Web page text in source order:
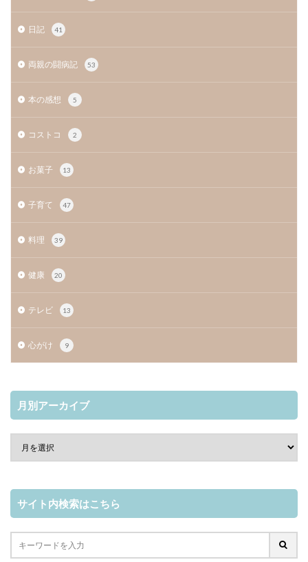
日記 41
両親の闘病記 53
本の感想 5
コストコ 2
お菓子 13
子育て 47
料理 39
健康 20
テレビ 13
心がけ 9
月別アーカイブ
サイト内検索はこちら